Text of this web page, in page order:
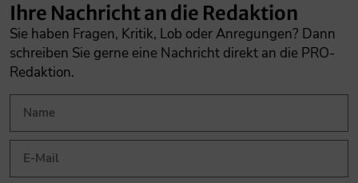
Ihre Nachricht an die Redaktion
Sie haben Fragen, Kritik, Lob oder Anregungen? Dann
schreiben Sie gerne eine Nachricht direkt an die PRO-
Redaktion.